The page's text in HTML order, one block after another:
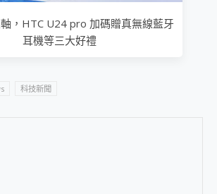
，HTC U24 pro 加碼贈真無線藍牙
耳機等三大好禮
科技新聞